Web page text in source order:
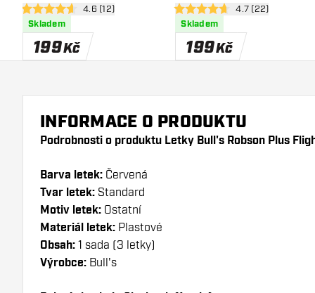
otevřít panel recenzí
4.6 hodnoticí hvězdičky
4.6 (12)
Skladem
199Kč
otevřít panel
4.7 hodnoticí hvězdičky
4.7 (22)
Skladem
199Kč
INFORMACE O PRODUKTU
Podrobnosti o produktu Letky Bull's Robson Plus
Barva letek: Červená
Tvar letek: Standard
Motiv letek: Ostatní
Materiál letek: Plastové
Obsah: 1 sada (3 letky)
Výrobce: Bull's